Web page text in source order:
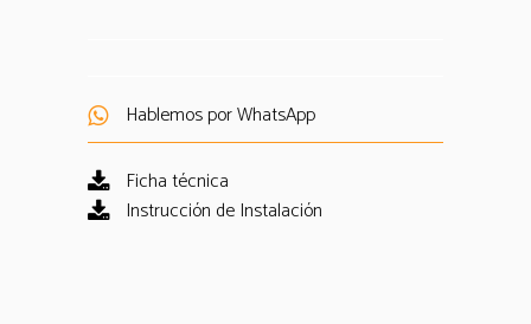
Hablemos por WhatsApp
Ficha técnica
Instrucción de Instalación